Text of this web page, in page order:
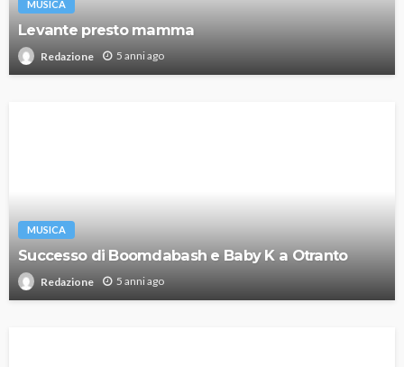
MUSICA
Levante presto mamma
Redazione 5 anni ago
MUSICA
Successo di Boomdabash e Baby K a Otranto
Redazione 5 anni ago